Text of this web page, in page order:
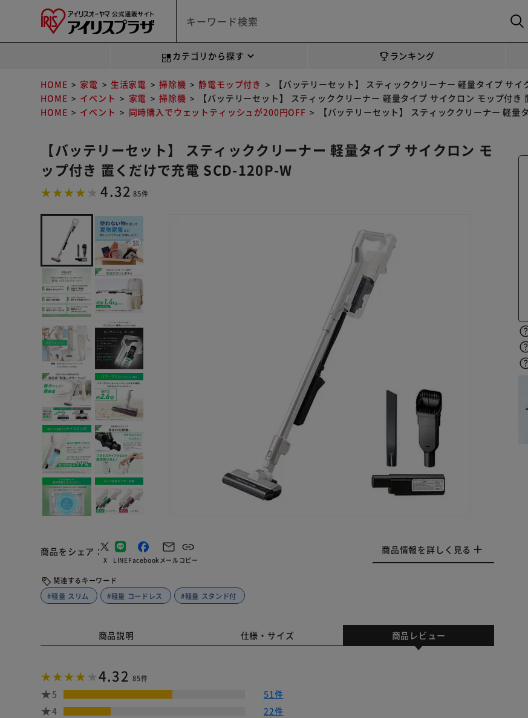
カテゴリから探す ランキング
HOME 家電 生活家電 掃除機 静電モップ付き
【バッテリーセット】 スティッククリーナー 軽量タイプ サ
HOME
イベント 家電 掃除機
【バッテリーセット】 スティッククリーナー 軽量タイプ サイクロン モップ付
HOME
イベント 同時購入でウェットティッシュが200円OFF 【バッテリーセット】 スティッククリーナー 軽
【バッテリーセット】 スティッククリーナー 軽量タイプ サイクロン モ
ップ付き 置くだけで充電 SCD-120P-W
4.32 85件
商品をシェア
X LINEFacebookメールコピー
商品情報を詳しく見る
関連するキーワード
#軽量 スリム
#軽量 コードレス #軽量 スタンド付
商品説明 仕様・サイズ 商品レビュー
4.32 85件
5
51件
4
22件